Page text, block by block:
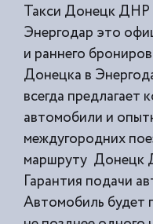
Такси Донецк
Энергодар это
и раннего
Донецка в
всегда предлагает
автомобили и
междугородних
маршруту Донецк
Гарантия подачи
Автомобиль будет